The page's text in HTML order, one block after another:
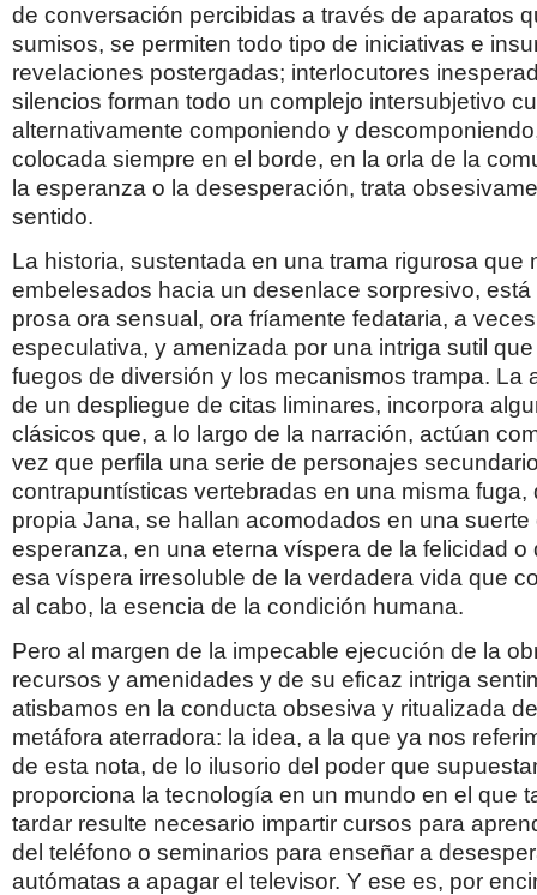
de conversación percibidas a través de aparatos
sumisos, se permiten todo tipo de iniciativas e
revelaciones postergadas; interlocutores
silencios forman todo un complejo intersubjetivo
alternativamente componiendo y
colocada siempre en el borde, en la orla de la
la esperanza o la desesperación, trata
sentido.
La historia, sustentada en una trama rigurosa que
embelesados hacia un desenlace sorpresivo,
prosa ora sensual, ora fríamente fedataria, a
especulativa, y amenizada por una intriga sutil
fuegos de diversión y los mecanismos trampa. La
de un despliegue de citas liminares, incorpora
clásicos que, a lo largo de la narración, actúan
vez que perfila una serie de personajes
contrapuntísticas vertebradas en una misma fuga,
propia Jana, se hallan acomodados en una
esperanza, en una eterna víspera de la felicidad o
esa víspera irresoluble de la verdadera vida que
al cabo, la esencia de la condición humana.
Pero al margen de la impecable ejecución de la
recursos y amenidades y de su eficaz intriga
atisbamos en la conducta obsesiva y ritualizada
metáfora aterradora: la idea, a la que ya nos
de esta nota, de lo ilusorio del poder que
proporciona la tecnología en un mundo en el que
tardar resulte necesario impartir cursos para
del teléfono o seminarios para enseñar a
autómatas a apagar el televisor. Y ese es, por